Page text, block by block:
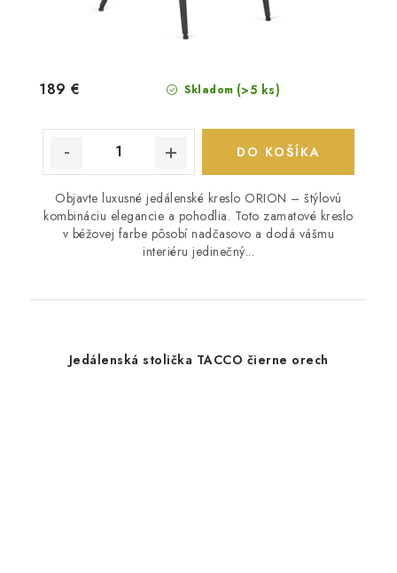
Skladom (>5 ks)
189 €
DO KOŠÍKA
Objavte luxusné jedálenské kreslo ORION – štýlovú
kombináciu elegancie a pohodlia. Toto zamatové kreslo
v béžovej farbe pôsobí nadčasovo a dodá vášmu
interiéru jedinečný...
Jedálenská stolička TACCO čierne orech